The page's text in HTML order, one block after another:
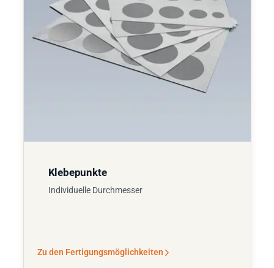
Klebepunkte
Individuelle Durchmesser
Zu den Fertigungsmöglichkeiten